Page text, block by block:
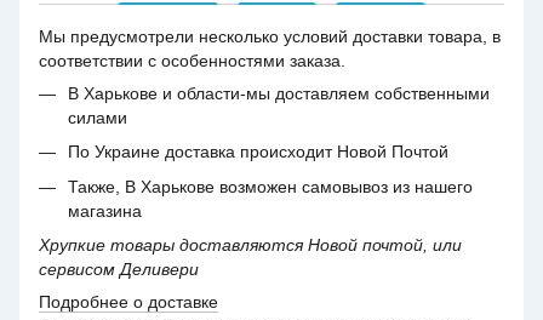
Мы предусмотрели несколько условий доставки товара, в
соответствии с особенностями заказа.
В Харькове и области-мы доставляем собственными
силами
По Украине доставка происходит Новой Почтой
Также, В Харькове возможен самовывоз из нашего
магазина
Хрупкие товары доставляются Новой почтой, или
сервисом Деливери
Подробнее о доставке